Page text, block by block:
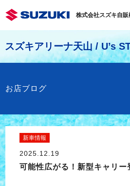
株式会社スズキ自販
スズキアリーナ天山 / U’s
お店ブログ
新車情報
2025.12.19
可能性広がる！新型キャリー